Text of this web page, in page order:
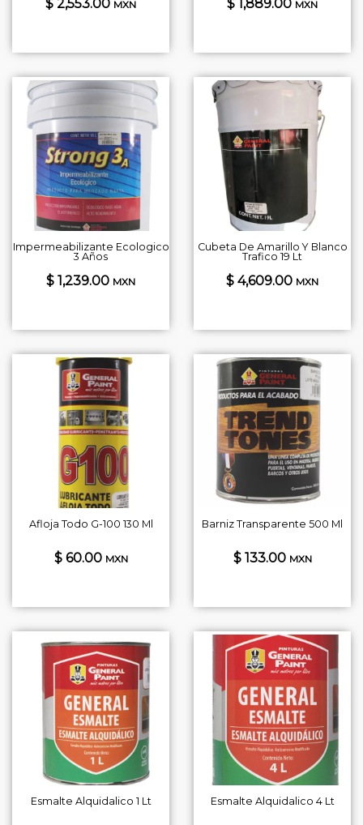
$ 2,553.00 MXN $ 1,889.00 MXN
Impermeabilizante Ecologico
3 Años
$ 1,239.00 MXN
Cubeta De Amarillo Y Blanco
Trafico 19 Lt
$ 4,609.00 MXN
Afloja Todo G-100 130 Ml
$ 60.00 MXN
Barniz Transparente 500 Ml
$ 133.00 MXN
Esmalte Alquidalico 1 Lt Esmalte Alquidalico 4 Lt